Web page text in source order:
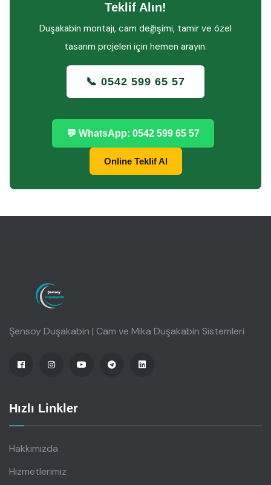
Teklif Alın!
Duşakabin montajı, cam değişimi, tamir ve özel
tasarım projeleri için hemen arayın.
📞 0542 599 65 57
💬 WhatsApp: 0542 599 65 57
Online Teklif Al
Şensoy Duşakabin | Cam ve Mika Duşakabin Sistemleri
Hızlı Linkler
Hakkımızda
Hizmetlerimiz